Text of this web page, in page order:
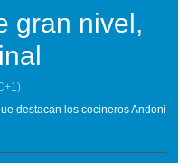
gran nivel,
destacan los cocineros Andoni